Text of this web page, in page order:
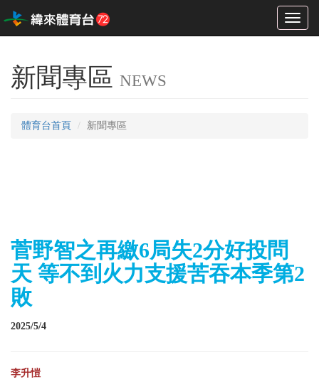
Toggle
新聞專區 NEWS
體育台首頁 新聞專區
菅野智之再繳6局失2分好投問
天 等不到火力支援苦吞本季第2
敗
2025/5/4
李升愷